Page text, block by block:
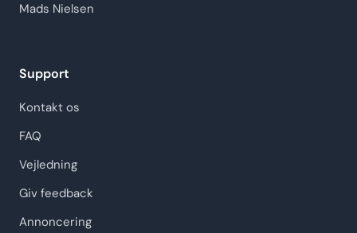
Mads Nielsen
Support
Kontakt os
FAQ
Vejledning
Giv feedback
Annoncering